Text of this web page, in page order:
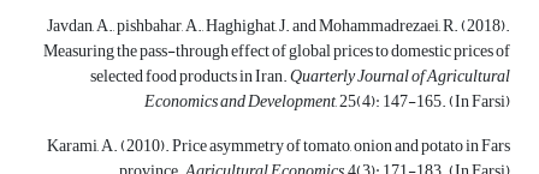
Javdan, A., pishbahar, A., Haghighat, J. and Mohammadrezaei, R. (2018).
Measuring the pass-through effect of global prices to domestic prices of
selected food products in Iran.Quarterly Journal of Agricultural
Economics and Development, 25(4): 147-165. (In Farsi)
Karami, A. (2010). Price asymmetry of tomato, onion and potato in Fars